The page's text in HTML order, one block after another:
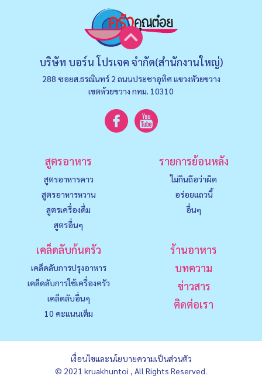
บริษัท บอร์น โปรเจค จำกัด(สำนักงานใหญ่)
288 ซอยส.ธรณินทร์ 2 ถนนประชาอุทิศ แขวงหัวยขวาง
เขตห้วยขวาง กทม. 10310
สูตรอาหาร
สูตรอาหารคาว
สูตรอาหารหวาน
สูตรเครื่องดื่ม
สูตรอื่นๆ
รายการย้อนหลัง
ไม่กินถือว่าผิด
อร่อยแถวนี้
อื่นๆ
เคล็ดลับก้นครัว
เคล็ดลับการปรุงอาหาร
เคล็ดลับการใช้เครื่องครัว
เคล็ดลับอื่นๆ
10 คะแนนเต็ม
ร้านอาหาร
บทความ
ข่าวสาร
ติดต่อเรา
เงื่อนไขและนโยบายความเป็นส่วนตัว
© 2021 kruakhuntoi , All Rights Reserved.